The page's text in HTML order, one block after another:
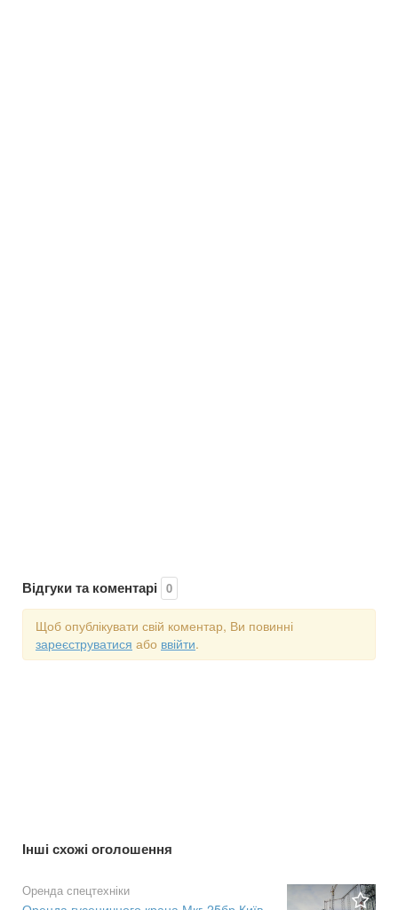
Відгуки та коментарі 0
Щоб опублікувати свій коментар, Ви повинні
зареєструватися або ввійти.
Інші схожі оголошення
Оренда спецтехніки